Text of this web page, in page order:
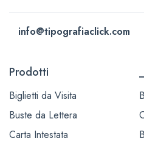
info@tipografiaclick.com
Prodotti
Biglietti da Visita
Buste da Lettera
Carta Intestata